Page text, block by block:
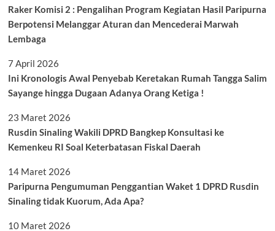
Raker Komisi 2 : Pengalihan Program Kegiatan Hasil Paripurna
Berpotensi Melanggar Aturan dan Mencederai Marwah
Lembaga
7 April 2026
Ini Kronologis Awal Penyebab Keretakan Rumah Tangga Salim
Sayange hingga Dugaan Adanya Orang Ketiga !
23 Maret 2026
Rusdin Sinaling Wakili DPRD Bangkep Konsultasi ke
Kemenkeu RI Soal Keterbatasan Fiskal Daerah
14 Maret 2026
Paripurna Pengumuman Penggantian Waket 1 DPRD Rusdin
Sinaling tidak Kuorum, Ada Apa?
10 Maret 2026